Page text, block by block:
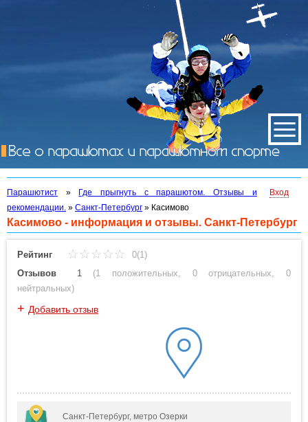
Парашютист »
Где прыгнуть с парашютом. Отзывы и
рекомендации. » Санкт-Петербург » Касимово
Вход
Касимово - информация и отзывы. Санкт-Петербург
Рейтинг
0(1)
Отзывов
1(1 положительных, 0 отрицательных,0
нейтральных)
+ Добавить отзыв
Санкт-Петербург, метро Озерки